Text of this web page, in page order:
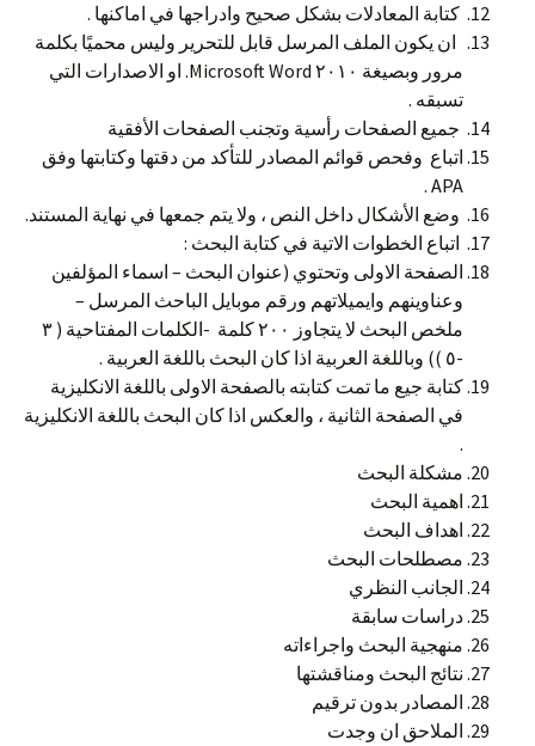
كتابة المعادلات بشكل صحيح وادراجها في اماكنها .
ان يكون الملف المرسل قابل للتحرير وليس محميًا بكلمة
مرور وبصيغة ٢٠١٠ Microsoft Word. او الاصدارات التي
تسبقه .
جميع الصفحات رأسية وتجنب الصفحات الأفقية
اتباع وفحص قوائم المصادر للتأكد من دقتها وكتابتها وفق
APA .
وضع الأشكال داخل النص ، ولا يتم جمعها في نهاية المستند.
اتباع الخطوات الاتية في كتابة البحث :
الصفحة الاولى وتحتوي (عنوان البحث – اسماء المؤلفين
وعناوينهم وايميلاتهم ورقم موبايل الباحث المرسل –
ملخص البحث لا يتجاوز ٢٠٠ كلمة -الكلمات المفتاحية ( ٣
-٥ )) وباللغة العربية اذا كان البحث باللغة العربية .
كتابة جيع ما تمت كتابته بالصفحة الاولى باللغة الانكليزية
في الصفحة الثانية ، والعكس اذا كان البحث باللغة الانكليزية
.
مشكلة البحث
اهمية البحث
اهداف البحث
مصطلحات البحث
الجانب النظري
دراسات سابقة
منهجية البحث واجراءاته
نتائج البحث ومناقشتها
المصادر بدون ترقيم
الملاحق ان وجدت